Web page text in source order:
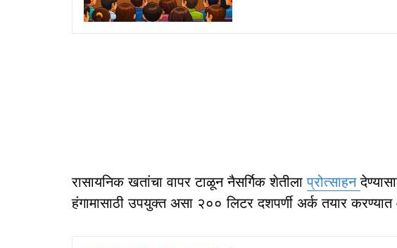
रासायनिक खतांचा वापर टाळून नैसर्गिक शेतीलाप्रोत्साहन
हंगामासाठी उपयुक्त असा २०० लिटर दशपर्णी अर्क तयार